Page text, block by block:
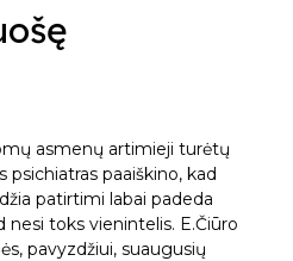
asmenų artimieji turėtų
paaiškino, kad
patirtimi labai padeda
nesi toks vienintelis. E.Čiūro
pavyzdžiui, suaugusių